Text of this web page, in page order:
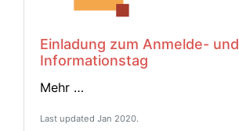
Einladung zum Anmelde- und
Informationstag
Mehr …
Last updated Jan 2020.